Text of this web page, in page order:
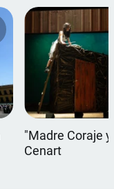
"Madre Coraje
Cenart